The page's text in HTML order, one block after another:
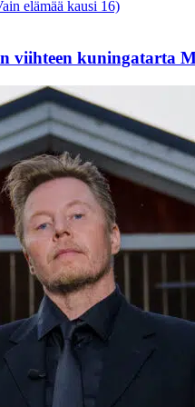
viihteen kuningatarta